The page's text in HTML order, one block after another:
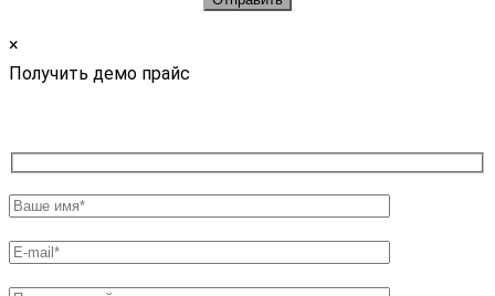
×
Получить демо прайс